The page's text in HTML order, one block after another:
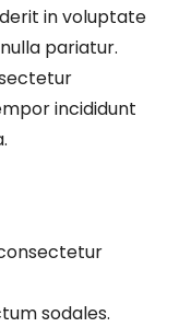
in voluptate
pariatur.
incididunt
sodales.